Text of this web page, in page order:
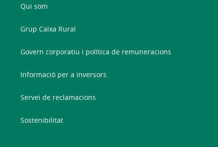
Qui som
Grup Caixa Rural
Govern corporatiu i política de remuneracions
Informació per a inversors
Servei de reclamacions
Sostenibilitat